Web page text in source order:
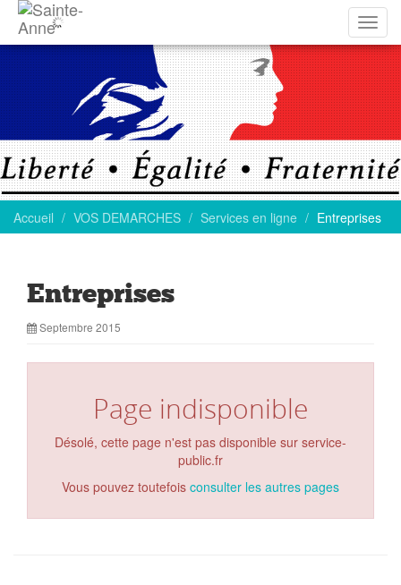
la
Accueil VOS DEMARCHES Services en ligne Entreprises
Entreprises
Septembre 2015
Page indisponible
Désolé, cette page n'est pas disponible sur service-
public.fr
Vous pouvez toutefois consulter les autres pages